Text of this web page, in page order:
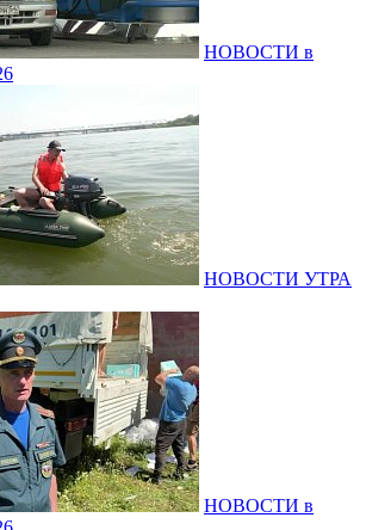
НОВОСТИ в
НОВОСТИ УТРА
НОВОСТИ в